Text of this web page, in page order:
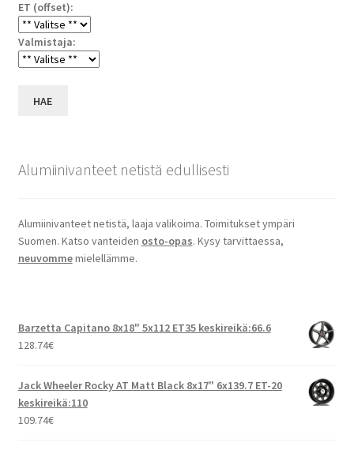
ET (offset):
Valmistaja:
HAE
Alumiinivanteet netistä edullisesti
Alumiinivanteet netistä, laaja valikoima. Toimitukset ympäri
Suomen. Katso vanteiden osto-opas. Kysy tarvittaessa,
neuvommemielellämme.
Barzetta Capitano 8x18" 5x112 ET35 keskireikä:66.6
128.74€
Jack Wheeler Rocky AT Matt Black 8x17" 6x139.7 ET-20
keskireikä:110
109.74€